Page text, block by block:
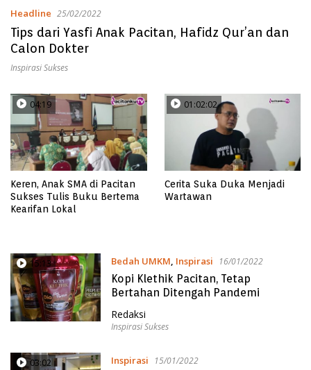
Headline 25/02/2022
Tips dari Yasfi Anak Pacitan, Hafidz Qur’an dan
Calon Dokter
Inspirasi Sukses
04:19
Keren, Anak SMA di Pacitan
Sukses Tulis Buku Bertema
Kearifan Lokal
01:02:02
Cerita Suka Duka Menjadi
Wartawan
15:13 Bedah UMKM Inspirasi 16/01/2022
Kopi Klethik Pacitan, Tetap
Bertahan Ditengah Pandemi
Redaksi
Inspirasi Sukses
03:02 Inspirasi 15/01/2022